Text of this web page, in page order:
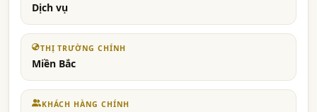
Dịch vụ
THỊ TRƯỜNG CHÍNH
Miền Bắc
KHÁCH HÀNG CHÍNH